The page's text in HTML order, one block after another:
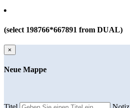
(select 198766*667891 from DUAL)
×
Neue Mappe